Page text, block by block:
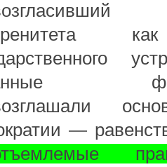
—